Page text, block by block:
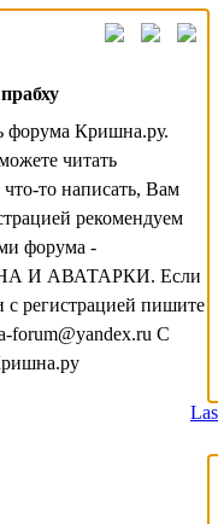
форума Кришна.ру.
читать
то написать, Вам
рекомендуем
форума -
И АВАТАРКИ. Если
с регистрацией пишите
forum@yandex.ru С